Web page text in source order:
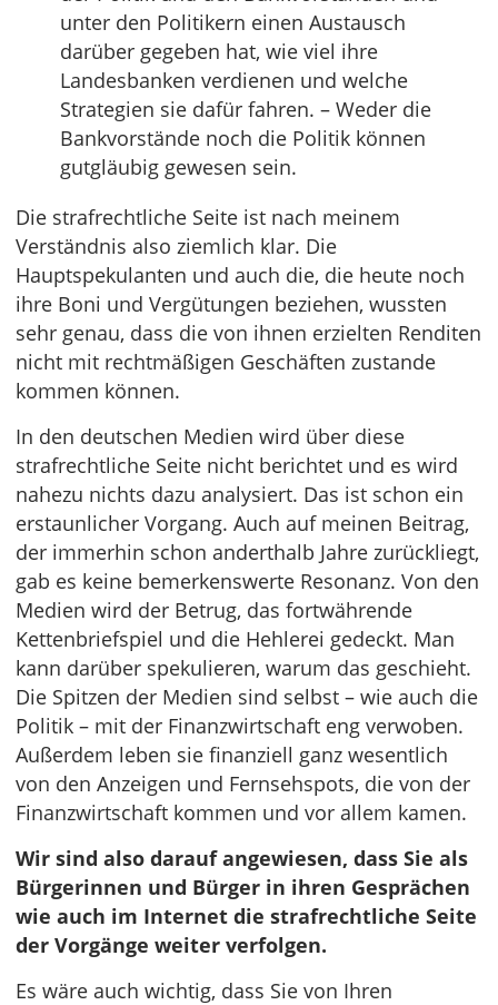
unter den Politikern einen Austausch
darüber gegeben hat, wie viel ihre
Landesbanken verdienen und welche
Strategien sie dafür fahren. – Weder die
Bankvorstände noch die Politik können
gutgläubig gewesen sein.
Die strafrechtliche Seite ist nach meinem
Verständnis also ziemlich klar. Die
Hauptspekulanten und auch die, die heute noch
ihre Boni und Vergütungen beziehen, wussten
sehr genau, dass die von ihnen erzielten Renditen
nicht mit rechtmäßigen Geschäften zustande
kommen können.
In den deutschen Medien wird über diese
strafrechtliche Seite nicht berichtet und es wird
nahezu nichts dazu analysiert. Das ist schon ein
erstaunlicher Vorgang. Auch auf meinen Beitrag,
der immerhin schon anderthalb Jahre zurückliegt,
gab es keine bemerkenswerte Resonanz. Von den
Medien wird der Betrug, das fortwährende
Kettenbriefspiel und die Hehlerei gedeckt. Man
kann darüber spekulieren, warum das geschieht.
Die Spitzen der Medien sind selbst – wie auch die
Politik – mit der Finanzwirtschaft eng verwoben.
Außerdem leben sie finanziell ganz wesentlich
von den Anzeigen und Fernsehspots, die von der
Finanzwirtschaft kommen und vor allem kamen.
Wir sind also darauf angewiesen, dass Sie als
Bürgerinnen und Bürger in ihren Gesprächen
wie auch im Internet die strafrechtliche Seite
der Vorgänge weiter verfolgen.
Es wäre auch wichtig, dass Sie von Ihren